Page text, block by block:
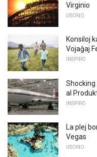
Virginio
USONO
Konsiloj
Vojaĝaj
INSPIRO
Shocking
al
INSPIRO
La plej
Vegas
USONO